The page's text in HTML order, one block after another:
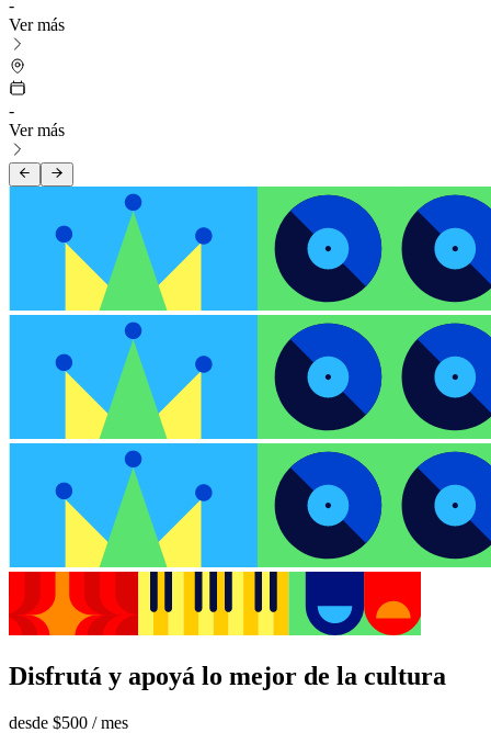
-
Ver más
-
Ver más
Disfrutá y apoyá lo mejor de la cultura
desde $500 / mes